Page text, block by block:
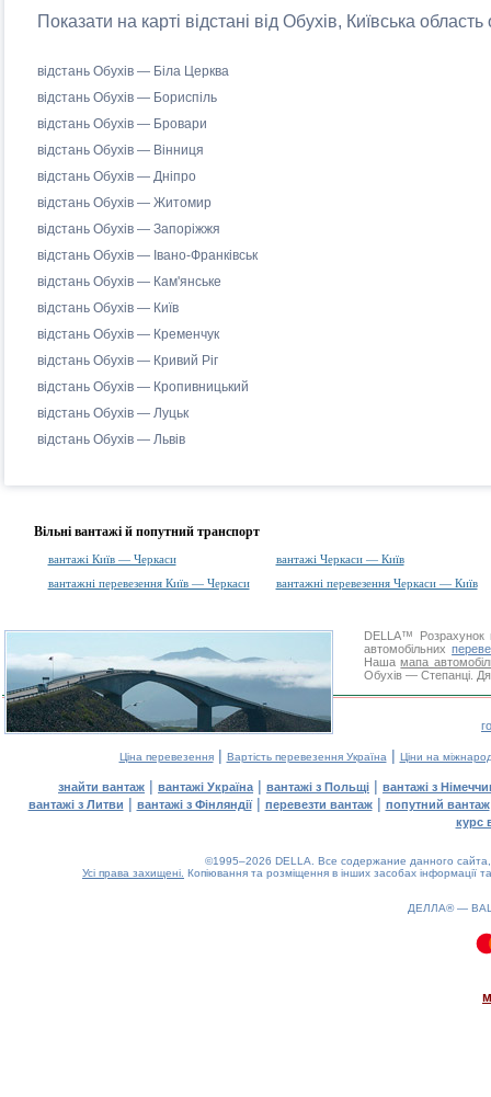
Показати на карті відстані від Обухів, Київська
відстань Обухів — Біла Церква
відстань Обухів — Бориспіль
відстань Обухів — Бровари
відстань Обухів — Вінниця
відстань Обухів — Дніпро
відстань Обухів — Житомир
відстань Обухів — Запоріжжя
відстань Обухів — Івано-Франківськ
відстань Обухів — Кам'янське
відстань Обухів — Київ
відстань Обухів — Кременчук
відстань Обухів — Кривий Ріг
відстань Обухів — Кропивницький
відстань Обухів — Луцьк
відстань Обухів — Львів
Вільні вантажі й попутний транспорт
вантажі Київ — Черкаси
вантажі Черкаси — Київ
вантажні перевезення Київ — Черкаси
вантажні перевезення Черкаси — Київ
DELLA™
Розрахунок
автомобільних
Нашамапа
Обухів — Степанці.
Ціна перевезення| Вартість перевезення Україна | Ціни на
знайти вантаж | вантажі Україна | вантажі з Польщі | вантажі з
вантажі з Литви | вантажі з Фінляндії| перевезти вантаж| попутний вантаж
курс
©1995–2026 DELLA. Все содержание данного
Усі права захищені. Копіювання та розміщення в інших засобах інформації
ДЕЛЛА® —